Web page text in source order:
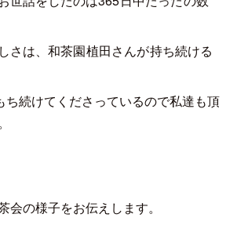
さは、 和茶園植田さんが持ち続ける
ち続けてくださっているので私達も頂
会の様子をお伝えします。